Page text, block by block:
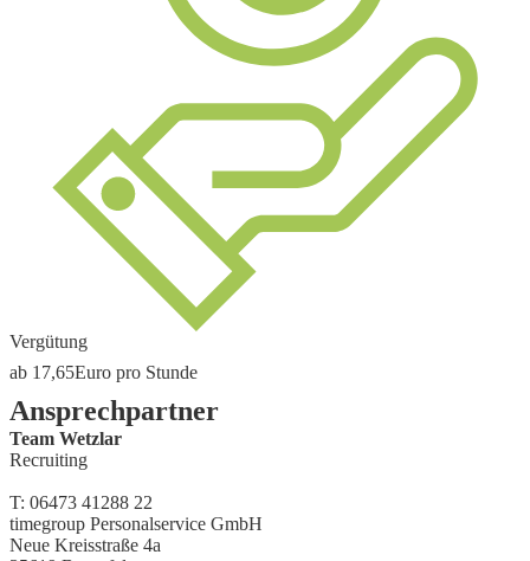
Vergütung
ab 17,65Euro pro Stunde
Ansprechpartner
Team Wetzlar
Recruiting
T: 06473 41288 22
timegroup Personalservice GmbH
Neue Kreisstraße 4a